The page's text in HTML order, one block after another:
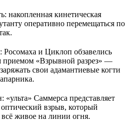
накопленная кинетическая
оперативно перемещаться по
Росомаха и Циклоп обзавелись
«Взрывной разрез» —
свои адамантиевые когти
Саммерса представляет
взрыв, который
живое на линии огня.